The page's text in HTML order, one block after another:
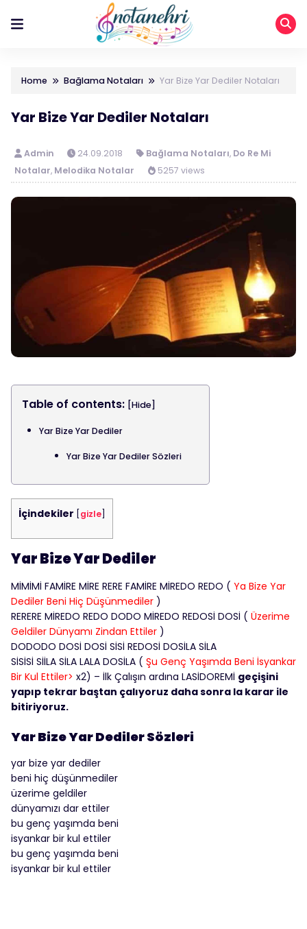
Home Bağlama Notaları Yar Bize Yar Dediler Notaları
Yar Bize Yar Dediler Notaları
Admin 24.09.2018 Bağlama Notaları, Do Re Mi
Notalar, Melodika Notalar 5257 views
Table of contents: [Hide]
Yar Bize Yar Dediler
Yar Bize Yar Dediler Sözleri
İçindekiler gizle
Yar Bize Yar Dediler
MİMİMİ FAMİRE MİRE RERE FAMİRE MİREDO REDO ( Ya Bize Yar
Dediler Beni Hiç Düşünmediler )
RERERE MİREDO REDO DODO MİREDO REDOSİ DOSİ ( Üzerime
Geldiler Dünyamı Zindan Ettiler )
DODODO DOSİ DOSİ SİSİ REDOSİ DOSİLA SİLA
SİSİSİ SİİLA SİLA LALA DOSİLA ( Şu Genç Yaşımda Beni İsyankar
Bir Kul Ettiler> x2) – İlk Çalışın ardına LASİDOREMİ geçişini
yapıp tekrar baştan çalıyoruz daha sonra la karar ile
bitiriyoruz.
Yar Bize Yar Dediler Sözleri
yar bize yar dediler
beni hiç düşünmediler
üzerime geldiler
dünyamızı dar ettiler
bu genç yaşımda beni
isyankar bir kul ettiler
bu genç yaşımda beni
isyankar bir kul ettiler